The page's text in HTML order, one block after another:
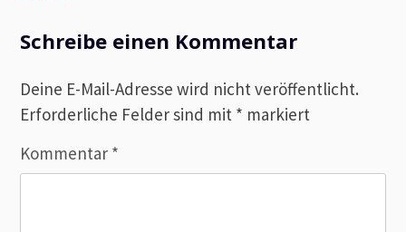
Schreibe einen Kommentar
Deine E-Mail-Adresse wird nicht veröffentlicht.
Erforderliche Felder sind mit * markiert
Kommentar *